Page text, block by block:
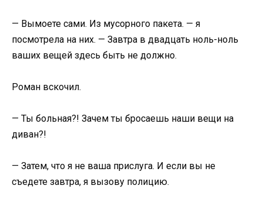
— Вымоете сами. Из мусорного пакета. — я
посмотрела на них. — Завтра в двадцать ноль-ноль
ваших вещей здесь быть не должно.
Роман вскочил.
— Ты больная?! Зачем ты бросаешь наши вещи на
диван?!
— Затем, что я не ваша прислуга. И если вы не
съедете завтра, я вызову полицию.